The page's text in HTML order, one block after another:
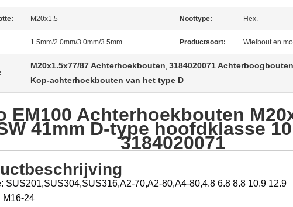
M20x1.5 Noottype: Hex.
1.5mm/2.0mm/3.0mm/3.5mm Productsoort: Wielbout en
M20x1.5x77/87 Achterhoekbouten, 3184020071 Achterboogbouten
Kop-achterhoekbouten van het type D
EM100 Achterhoekbouten
41mm D-type hoofdklasse
3184020071
SUS201,SUS304,SUS316,A2-70,A2-80,A4-80,4.8 6.8 8.8 10.9 12.9
M16-24